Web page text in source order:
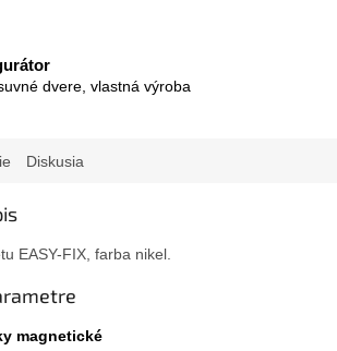
dvere, vlastná výroba
Diskusia
EASY-FIX, farba nikel.
magnetické